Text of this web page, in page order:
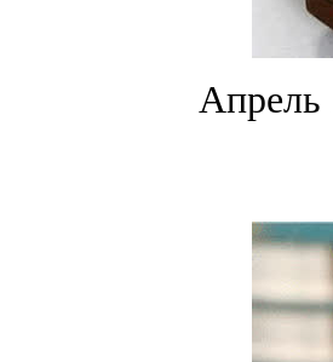
Апрель